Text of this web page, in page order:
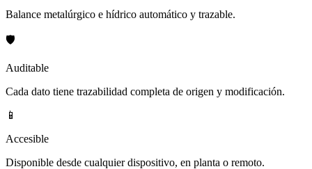
Balance metalúrgico e hídrico automático y trazable.
🛡️
Auditable
Cada dato tiene trazabilidad completa de origen y modificación.
📱
Accesible
Disponible desde cualquier dispositivo, en planta o remoto.